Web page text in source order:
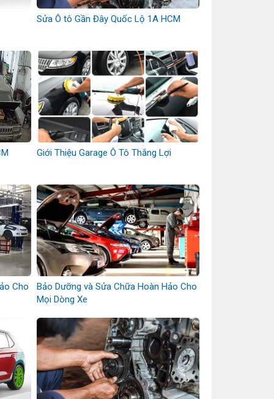
Sửa Ô tô Gần Đây Quốc Lộ 1A HCM
Giới Thiệu Garage Ô Tô Thắng Lợi
Cho
Bảo Dưỡng và Sửa Chữa Hoàn Hảo Cho
Mọi Dòng Xe